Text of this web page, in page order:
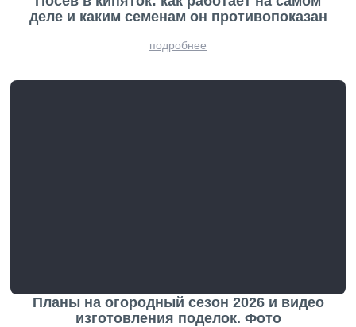
деле и каким семенам он противопоказан
подробнее
Планы на огородный сезон 2026 и видео
изготовления поделок. Фото